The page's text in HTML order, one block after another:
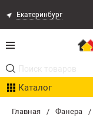
Главная / Фанера /
Екатеринбург
Каталог
Акции
Расчет доставки